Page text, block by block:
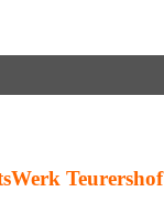
Teurershof